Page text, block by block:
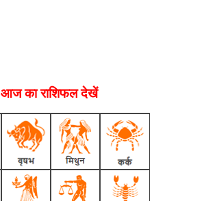
आज का राशिफल देखें